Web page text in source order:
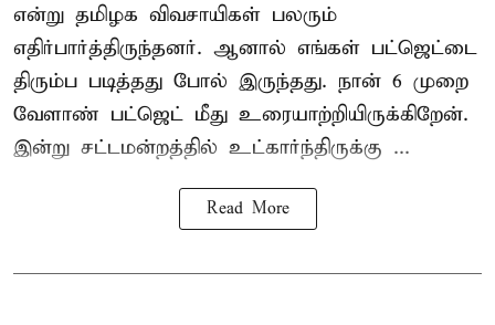
என்று தமிழக விவசாயிகள் பலரும்
எதிர்பார்த்திருந்தனர். ஆனால் எங்கள் பட்ஜெட்டை
திரும்ப படித்தது போல் இருந்தது. நான் 6 முறை
வேளாண் பட்ஜெட் மீது உரையாற்றியிருக்கிறேன்.
இன்று சட்டமன்றத்தில் உட்கார்ந்திருக்கு ...
Read More